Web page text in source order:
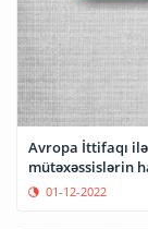
Avropa İttifaqı ilə rəqəmsal transformasiya üzrə
mütəxəssislərin
01-12-2022